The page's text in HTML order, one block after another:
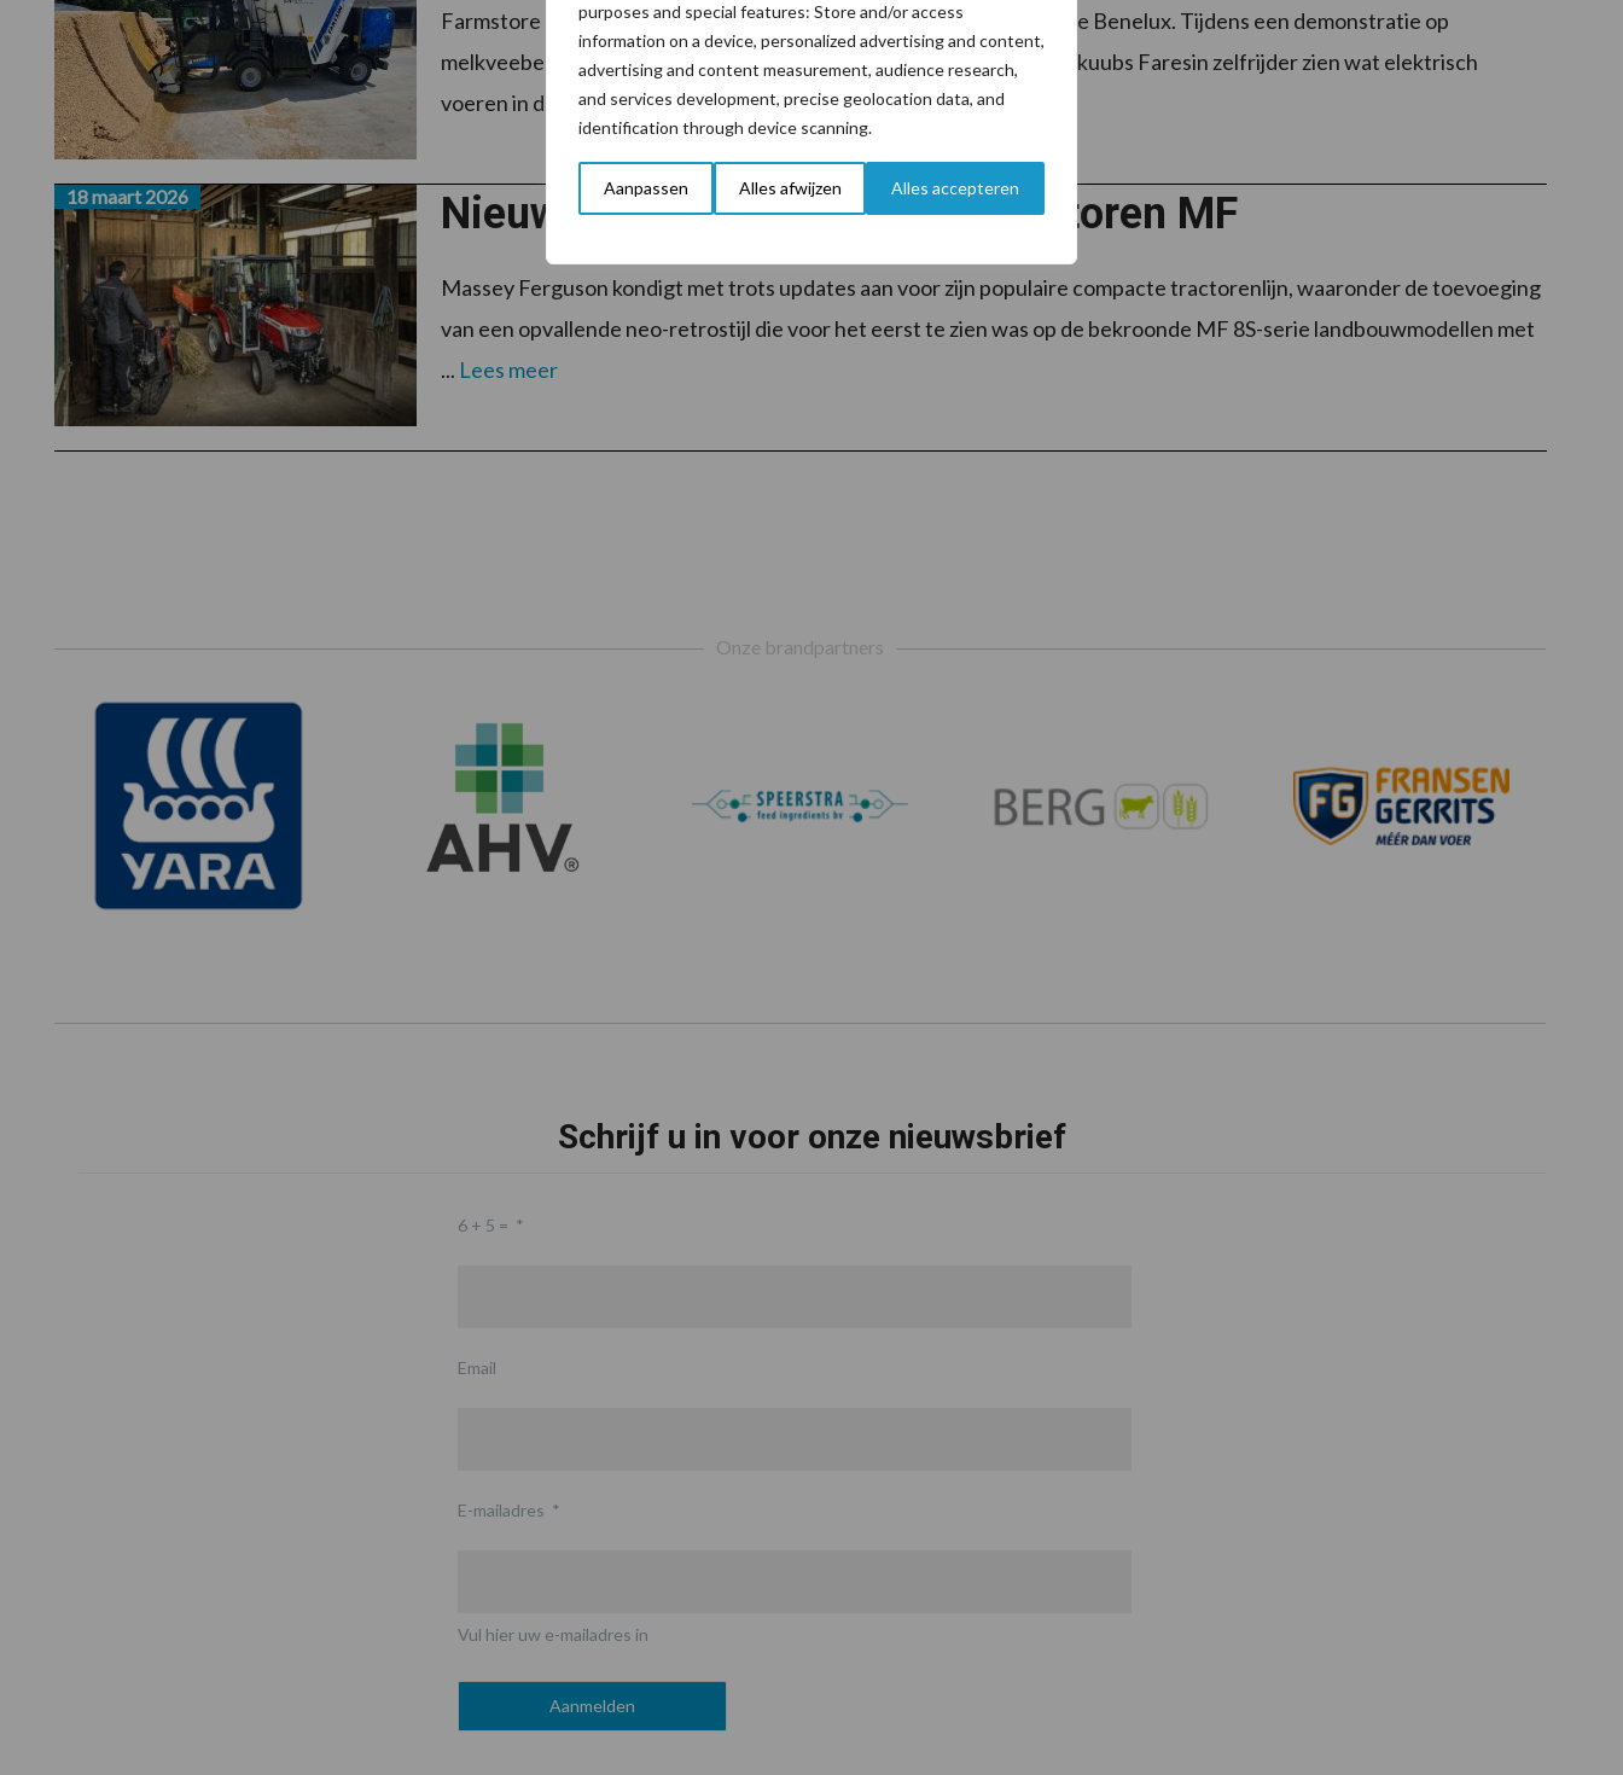
purposes and special features: Store and/or access
information on a device, personalized advertising and content,
advertising and content measurement, audience research,
and services development, precise geolocation data, and
identification through device scanning.
Aanpassen Alles afwijzen Alles accepteren
Farmstore haalt de elektrische voermengwagens van Faresin naar de Benelux. Tijdens een demonstratie op
melkveebedrijf Lamers v.o.f. in Oeffelt laat de importeur met een 14 kuubs Faresin zelfrijder zien wat elektrisch
voeren in de ... Lees meer
Nieuwe generatie compacte tractoren MF
18 maart 2026
Massey Ferguson kondigt met trots updates aan voor zijn populaire compacte tractorenlijn, waaronder de toevoeging
van een opvallende neo-retrostijl die voor het eerst te zien was op de bekroonde MF 8S-serie landbouwmodellen met
... Lees meer
Onze brandpartners
Schrijf u in voor onze nieuwsbrief
6 + 5 = *
Email
E-mailadres *
Vul hier uw e-mailadres in